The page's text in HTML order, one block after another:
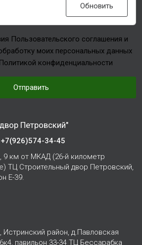
Обновить
Пользовательского соглашения и
моих персональных данных
конфиденциальности
Отправить
Петровский"
+7(926)574-34-45
9 км от МКАД (26-й километр
ТЦ Строительный двор Петровский,
Е-39.
район, д.Павловская
павильон 33-34 ТЦ Бессарабка